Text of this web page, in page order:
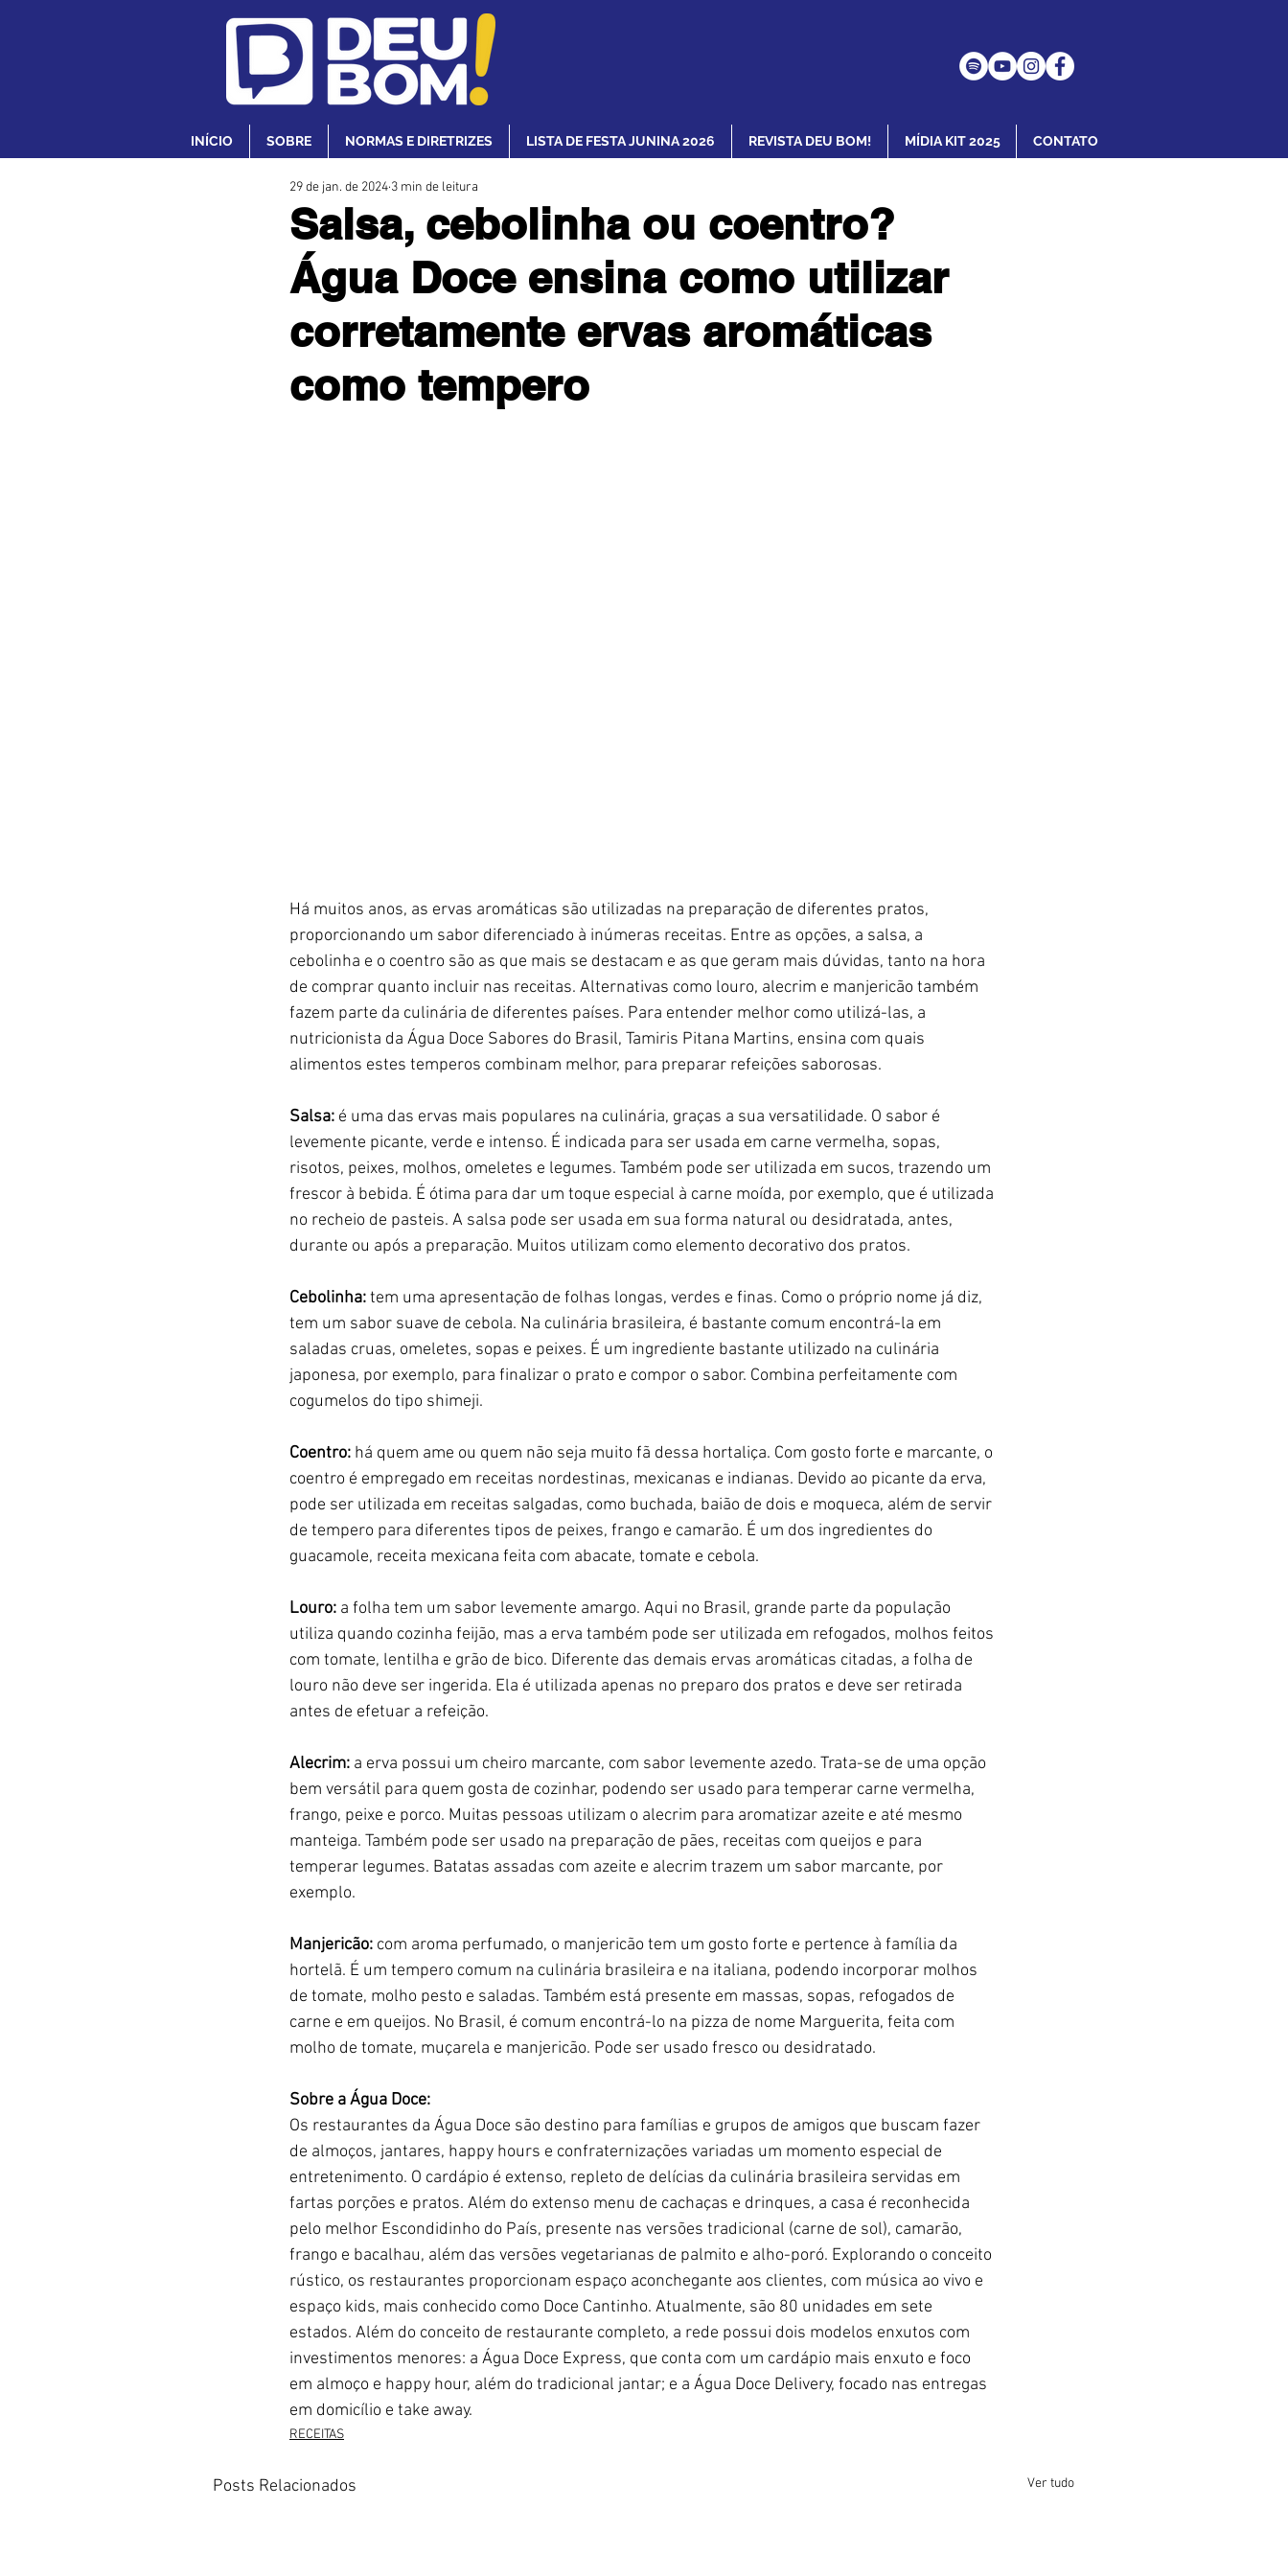
INÍCIO SOBRE NORMAS E DIRETRIZES LISTA DE FESTA JUNINA 2026 REVISTA DEU BOM! MÍDIA KIT 2025 CONTATO
Salsa, cebolinha ou coentro?
Água Doce ensina como utilizar
corretamente ervas aromáticas
como tempero
29 de jan. de 2024 3 min de leitura
Há muitos anos, as ervas aromáticas são utilizadas na preparação de diferentes pratos,
proporcionando um sabor diferenciado à inúmeras receitas. Entre as opções, a salsa, a
cebolinha e o coentro são as que mais se destacam e as que geram mais dúvidas, tanto na hora
de comprar quanto incluir nas receitas. Alternativas como louro, alecrim e manjericão também
fazem parte da culinária de diferentes países. Para entender melhor como utilizá-las, a
nutricionista da Água Doce Sabores do Brasil, Tamiris Pitana Martins, ensina com quais
alimentos estes temperos combinam melhor, para preparar refeições saborosas.
Salsa: é uma das ervas mais populares na culinária, graças a sua versatilidade. O sabor é
levemente picante, verde e intenso. É indicada para ser usada em carne vermelha, sopas,
risotos, peixes, molhos, omeletes e legumes. Também pode ser utilizada em sucos, trazendo um
frescor à bebida. É ótima para dar um toque especial à carne moída, por exemplo, que é utilizada
no recheio de pasteis. A salsa pode ser usada em sua forma natural ou desidratada, antes,
durante ou após a preparação. Muitos utilizam como elemento decorativo dos pratos.
Cebolinha: tem uma apresentação de folhas longas, verdes e finas. Como o próprio nome já diz,
tem um sabor suave de cebola. Na culinária brasileira, é bastante comum encontrá-la em
saladas cruas, omeletes, sopas e peixes. É um ingrediente bastante utilizado na culinária
japonesa, por exemplo, para finalizar o prato e compor o sabor. Combina perfeitamente com
cogumelos do tipo shimeji.
Coentro: há quem ame ou quem não seja muito fã dessa hortaliça. Com gosto forte e marcante, o
coentro é empregado em receitas nordestinas, mexicanas e indianas. Devido ao picante da erva,
pode ser utilizada em receitas salgadas, como buchada, baião de dois e moqueca, além de servir
de tempero para diferentes tipos de peixes, frango e camarão. É um dos ingredientes do
guacamole, receita mexicana feita com abacate, tomate e cebola.
Louro: a folha tem um sabor levemente amargo. Aqui no Brasil, grande parte da população
utiliza quando cozinha feijão, mas a erva também pode ser utilizada em refogados, molhos feitos
com tomate, lentilha e grão de bico. Diferente das demais ervas aromáticas citadas, a folha de
louro não deve ser ingerida. Ela é utilizada apenas no preparo dos pratos e deve ser retirada
antes de efetuar a refeição.
Alecrim: a erva possui um cheiro marcante, com sabor levemente azedo. Trata-se de uma opção
bem versátil para quem gosta de cozinhar, podendo ser usado para temperar carne vermelha,
frango, peixe e porco. Muitas pessoas utilizam o alecrim para aromatizar azeite e até mesmo
manteiga. Também pode ser usado na preparação de pães, receitas com queijos e para
temperar legumes. Batatas assadas com azeite e alecrim trazem um sabor marcante, por
exemplo.
Manjericão: com aroma perfumado, o manjericão tem um gosto forte e pertence à família da
hortelã. É um tempero comum na culinária brasileira e na italiana, podendo incorporar molhos
de tomate, molho pesto e saladas. Também está presente em massas, sopas, refogados de
carne e em queijos. No Brasil, é comum encontrá-lo na pizza de nome Marguerita, feita com
molho de tomate, muçarela e manjericão. Pode ser usado fresco ou desidratado.
Sobre a Água Doce:
Os restaurantes da Água Doce são destino para famílias e grupos de amigos que buscam fazer
de almoços, jantares, happy hours e confraternizações variadas um momento especial de
entretenimento. O cardápio é extenso, repleto de delícias da culinária brasileira servidas em
fartas porções e pratos. Além do extenso menu de cachaças e drinques, a casa é reconhecida
pelo melhor Escondidinho do País, presente nas versões tradicional (carne de sol), camarão,
frango e bacalhau, além das versões vegetarianas de palmito e alho-poró. Explorando o conceito
rústico, os restaurantes proporcionam espaço aconchegante aos clientes, com música ao vivo e
espaço kids, mais conhecido como Doce Cantinho. Atualmente, são 80 unidades em sete
estados. Além do conceito de restaurante completo, a rede possui dois modelos enxutos com
investimentos menores: a Água Doce Express, que conta com um cardápio mais enxuto e foco
em almoço e happy hour, além do tradicional jantar; e a Água Doce Delivery, focado nas entregas
em domicílio e take away.
RECEITAS
Posts Relacionados Ver tudo